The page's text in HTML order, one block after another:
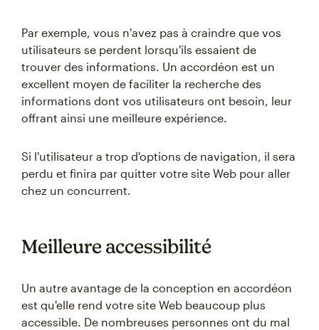
Par exemple, vous n'avez pas à craindre que vos
utilisateurs se perdent lorsqu'ils essaient de
trouver des informations. Un accordéon est un
excellent moyen de faciliter la recherche des
informations dont vos utilisateurs ont besoin, leur
offrant ainsi une meilleure expérience.
Si l'utilisateur a trop d'options de navigation, il sera
perdu et finira par quitter votre site Web pour aller
chez un concurrent.
Meilleure accessibilité
Un autre avantage de la conception en accordéon
est qu'elle rend votre site Web beaucoup plus
accessible. De nombreuses personnes ont du mal